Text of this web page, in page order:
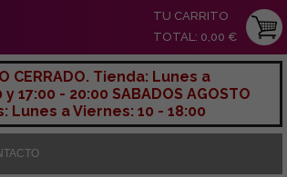
TU CARRITO
TOTAL: 0,00 €
CERRADO. Tienda: Lunes a
17:00 - 20:00 SABADOS AGOSTO
Lunes a Viernes: 10 - 18:00